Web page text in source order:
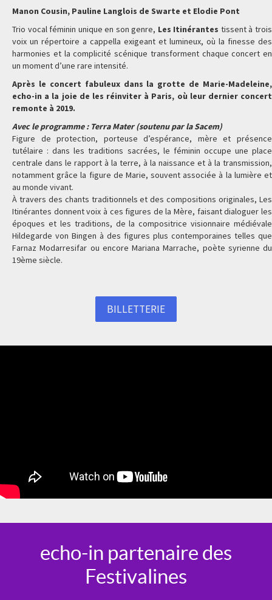
Manon Cousin, Pauline Langlois de Swarte et Elodie Pont
Trio vocal féminin unique en son genre, Les Itinérantes tissent à trois
voix un répertoire a cappella exigeant et lumineux, où la finesse des
harmonies et la complicité scénique transforment chaque concert en
un moment d’une rare intensité.
Après le concert fabuleux dans la grotte de Marie-Madeleine,
echo-in a la joie de les réinviter à Paris, où leur dernier concert
remonte à 2019.
Avec le programme : Terra Mater (soutenu par la Sacem)
Figure de protection, porteuse d’espérance, mère et présence
tutélaire : dans les traditions sacrées, le féminin occupe une place
centrale dans le rapport à la terre, à la naissance et à la transmission,
notamment grâce la figure de Marie, souvent associée à la lumière et
au monde vivant.
À travers des chants traditionnels et des compositions originales, Les
Itinérantes donnent voix à ces figures de la Mère, faisant dialoguer les
époques et les traditions, de la compositrice visionnaire médiévale
Hildegarde von Bingen à des figures plus contemporaines telles que
Farnaz Modarresifar ou encore Mariana Marrache, poète syrienne du
19ème siècle.
BILLETTERIE
echo-in partenaire des
Festivalines